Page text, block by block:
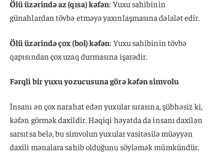
Ölü üzərində az (qısa) kəfən: Yuxu sahibinin
günahlardan tövbə etməyə yaxınlaşmasına dəlalət edir.
Ölü üzərində çox (bol) kəfən: Yuxu sahibinin tövbə
qapısından çox uzaq durmasına işarədir.
Fərqli bir yuxu yozucusuna görə kəfən simvolu
İnsanı ən çox narahat edən yuxular sırasına, şübhəsiz ki,
kəfən görmək daxildir. Həqiqi həyatda da insanı daxilən
sarsıtsa belə, bu simvolun yuxular vasitəsilə müəyyən
daxili mənalara sahib olduğunu söyləmək mümkündür.